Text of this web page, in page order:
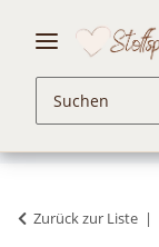
Zurück zur Liste